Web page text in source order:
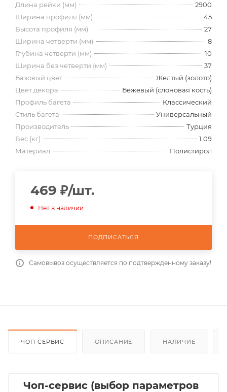
Длина рейки (мм)
2900
Ширина профиля (мм)
45
Высота профиля (мм)
27
Ширина четверти (мм)
8
Глубина четверти (мм)
10
Ширина без четверти (мм)
37
Базовый цвет
Желтый (золото)
Цвет декора
Бежевый (слоновая кость)
Профиль багета
Классический
Стиль багета
Универсальный
Производитель
Турция
Вес (кг)
1.09
Материал
Полистирол
469 ₽/шт.
Нет в наличии
ПОДПИСАТЬСЯ
Самовывоз осуществляется по подтвержденному заказу!
ЧОП-СЕРВИС ОПИСАНИЕ НАЛИЧИЕ
Чоп-сервис (выбор параметров